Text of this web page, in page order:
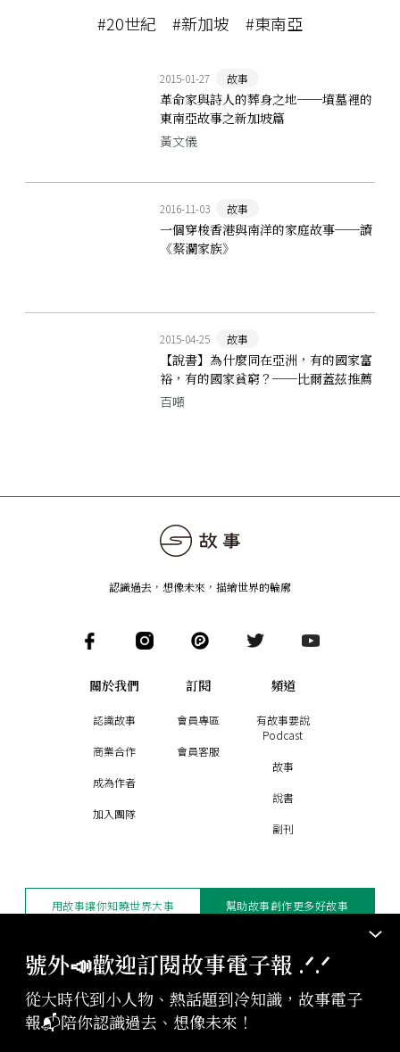
#20世紀 #新加坡 #東南亞
2015-01-27 故事
革命家與詩人的葬身之地──墳墓裡的
東南亞故事之新加坡篇
黃文儀
2016-11-03 故事
一個穿梭香港與南洋的家庭故事──讀
《蔡瀾家族》
2015-04-25 故事
【說書】為什麼同在亞洲，有的國家富
裕，有的國家貧窮？──比爾蓋茲推薦
書，剖析經濟發展之謎
百噸
號外📣歡迎訂閱故事電子報 .ᐟ‪‪.ᐟ
從大時代到小人物、熱話題到冷知識，故事電子
報📬陪你認識過去、想像未來！
認識過去，想像未來 ， 描繪世界的輪廓
關於我們
認識故事
商業合作
成為作者
加入團隊
訂閱
會員專區
會員客服
頻道
有故事要說
Podcast
故事
說書
副刊
版權聲明與轉載規範
授權與合作：contact@storystudio.tw
用故事讓你知曉世界大事 幫助故事創作更多好故事